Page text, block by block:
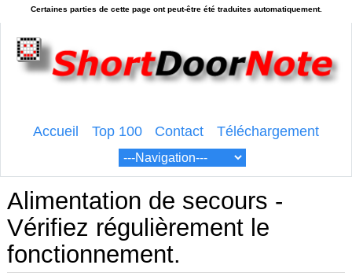
Accueil Top 100 Contact Téléchargement
Alimentation de secours -
Vérifiez régulièrement le
fonctionnement.